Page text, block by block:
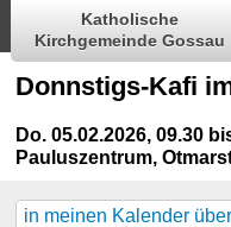
Katholische
Kirchgemeinde Gossau
Donnstigs-Kafi
Do. 05.02.2026, 09.30
Pauluszentrum,
in meinen Kalender